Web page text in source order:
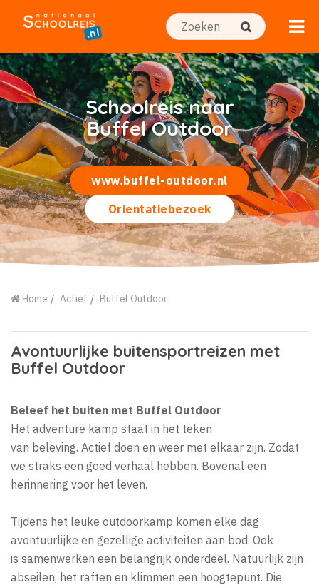
Schoolreis naar
Buffel Outdoor
www.buffel-outdoor.nl
Orientatiebezoek
Home Actief Buffel Outdoor
Avontuurlijke buitensportreizen met
Buffel Outdoor
Beleef het buiten met Buffel Outdoor
Het adventure kamp staat in het teken
van beleving. Actief doen en weer met elkaar zijn. Zodat
we straks een goed verhaal hebben. Bovenal een
herinnering voor het leven.
Tijdens het leuke outdoorkamp komen elke dag
avontuurlijke en gezellige activiteiten aan bod. Ook
is samenwerken een belangrijk onderdeel. Natuurlijk zijn
abseilen, het raften en klimmen een hoogtepunt. Die